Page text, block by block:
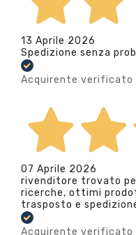
13 Aprile 2026
Spedizione senza
Acquirente verificato
07 Aprile 2026
rivenditore trovato
ricerche, ottimi
trasposto e
Acquirente verificato